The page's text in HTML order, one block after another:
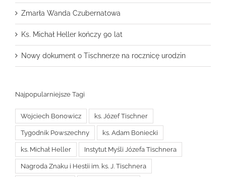
Zmarła Wanda Czubernatowa
Ks. Michał Heller kończy 90 lat
Nowy dokument o Tischnerze na rocznicę urodzin
Najpopularniejsze Tagi
Wojciech Bonowicz ks. Józef Tischner
Tygodnik Powszechny ks. Adam Boniecki
ks. Michał Heller Instytut Myśli Józefa Tischnera
Nagroda Znaku i Hestii im. ks. J. Tischnera